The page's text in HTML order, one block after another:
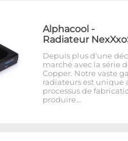
Alphacool -
Radiateur
Depuis plus d'une
marché avec la série
Copper. Notre vaste
radiateurs est unique
processus de
produire…